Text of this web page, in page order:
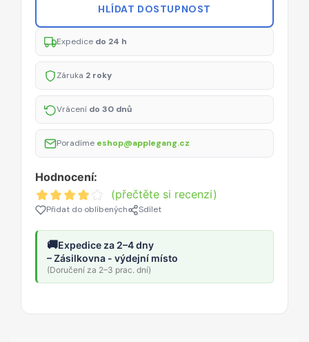
HLÍDAT DOSTUPNOST
Expedice do 24 h
Záruka 2 roky
Vrácení do 30 dnů
Poradíme eshop@applegang.cz
Hodnocení:
(přečtěte si recenzi)
Přidat do oblíbených Sdílet
🚚Expedice za 2–4 dny
– Zásilkovna - výdejní místo
(Doručení za 2–3 prac. dní)